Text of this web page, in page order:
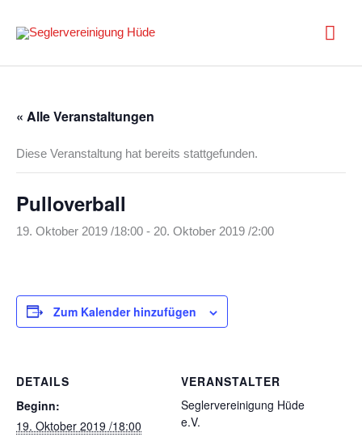
Inhalt
springen
« Alle Veranstaltungen
Diese Veranstaltung hat bereits stattgefunden.
Pulloverball
19. Oktober 2019 /18:00 - 20. Oktober 2019 /2:00
Zum Kalender hinzufügen
DETAILS
Beginn:
19. Oktober 2019 /18:00
VERANSTALTER
Seglervereinigung Hüde
e.V.